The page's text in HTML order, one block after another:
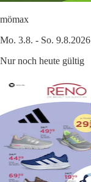
mömax
Mo. 3.8. - So. 9.8.2026
Nur noch heute gültig